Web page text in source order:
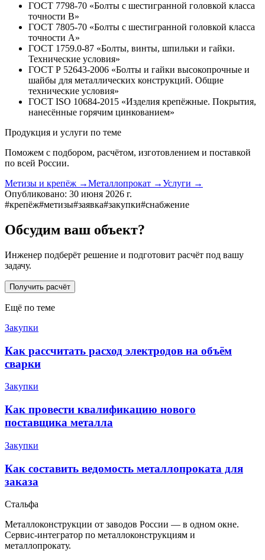
ГОСТ 7798-70 «Болты с шестигранной головкой класса
точности B»
ГОСТ 7805-70 «Болты с шестигранной головкой класса
точности A»
ГОСТ 1759.0-87 «Болты, винты, шпильки и гайки.
Технические условия»
ГОСТ Р 52643-2006 «Болты и гайки высокопрочные и
шайбы для металлических конструкций. Общие
технические условия»
ГОСТ ISO 10684-2015 «Изделия крепёжные. Покрытия,
нанесённые горячим цинкованием»
Продукция и услуги по теме
Поможем с подбором, расчётом, изготовлением и поставкой
по всей России.
Метизы и крепёж →Металлопрокат →Услуги →
Опубликовано: 30 июня 2026 г.
#крепёж#метизы#заявка#закупки#снабжение
Обсудим ваш объект?
Инженер подберёт решение и подготовит расчёт под вашу
задачу.
Получить расчёт
Ещё по теме
Закупки
Как рассчитать расход электродов на объём
сварки
Закупки
Как провести квалификацию нового
поставщика металла
Закупки
Как составить ведомость металлопроката для
заказа
Стальфа
Металлоконструкции от заводов России — в одном окне.
Сервис-интегратор по металлоконструкциям и
металлопрокату.